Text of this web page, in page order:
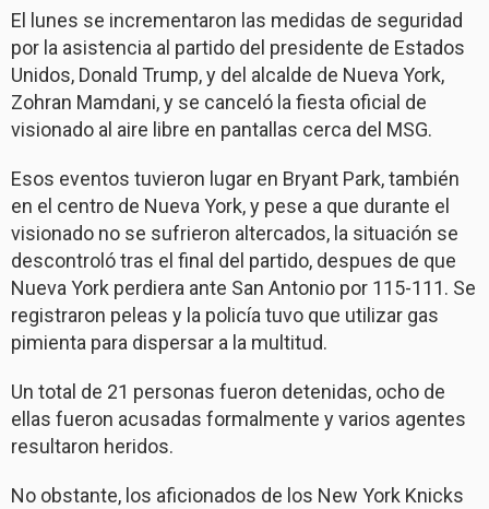
El lunes se incrementaron las medidas de seguridad
por la asistencia al partido del presidente de Estados
Unidos, Donald Trump, y del alcalde de Nueva York,
Zohran Mamdani, y se canceló la fiesta oficial de
visionado al aire libre en pantallas cerca del MSG.
Esos eventos tuvieron lugar en Bryant Park, también
en el centro de Nueva York, y pese a que durante el
visionado no se sufrieron altercados, la situación se
descontroló tras el final del partido, despues de que
Nueva York perdiera ante San Antonio por 115-111. Se
registraron peleas y la policía tuvo que utilizar gas
pimienta para dispersar a la multitud.
Un total de 21 personas fueron detenidas, ocho de
ellas fueron acusadas formalmente y varios agentes
resultaron heridos.
No obstante, los aficionados de los New York Knicks